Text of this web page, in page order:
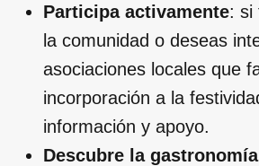
Participa activamente: si
la comunidad o deseas
asociaciones locales que
incorporación a la
información y apoyo.
Descubre la